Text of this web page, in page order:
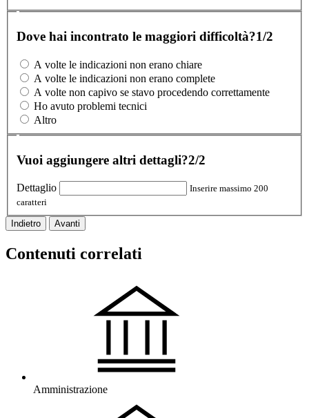
Dove hai incontrato le maggiori difficoltà?1/2
A volte le indicazioni non erano chiare
A volte le indicazioni non erano complete
A volte non capivo se stavo procedendo correttamente
Ho avuto problemi tecnici
Altro
Vuoi aggiungere altri dettagli?2/2
Dettaglio
Inserire massimo 200
caratteri
Indietro Avanti
Contenuti correlati
Amministrazione